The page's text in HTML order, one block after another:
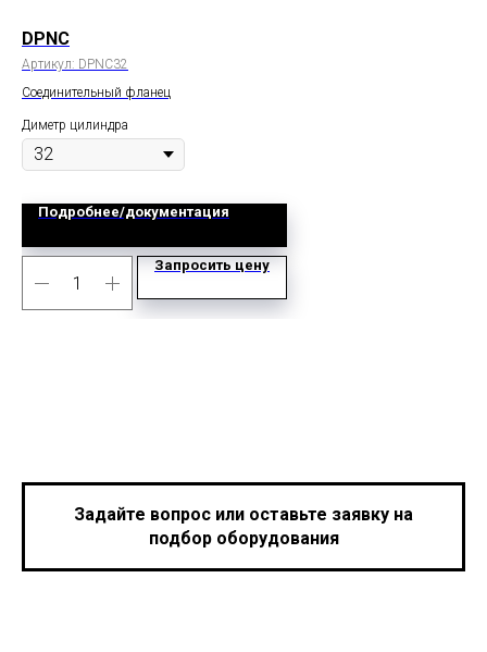
DPNC
Артикул: DPNC32
Соединительный фланец
Диметр цилиндра
Подробнее/документация
Запросить цену
Задайте вопрос или оставьте заявку на
подбор оборудования